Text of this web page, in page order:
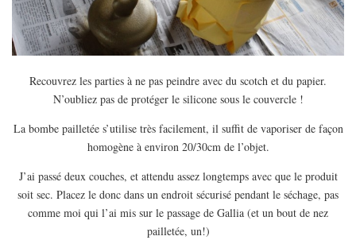
Recouvrez les parties à ne pas peindre avec du scotch et du papier.
N’oubliez pas de protéger le silicone sous le couvercle !
La bombe pailletée s’utilise très facilement, il suffit de vaporiser de façon
homogène à environ 20/30cm de l’objet.
J’ai passé deux couches, et attendu assez longtemps avec que le produit
soit sec. Placez le donc dans un endroit sécurisé pendant le séchage, pas
comme moi qui l’ai mis sur le passage de Gallia (et un bout de nez
pailletée, un!)